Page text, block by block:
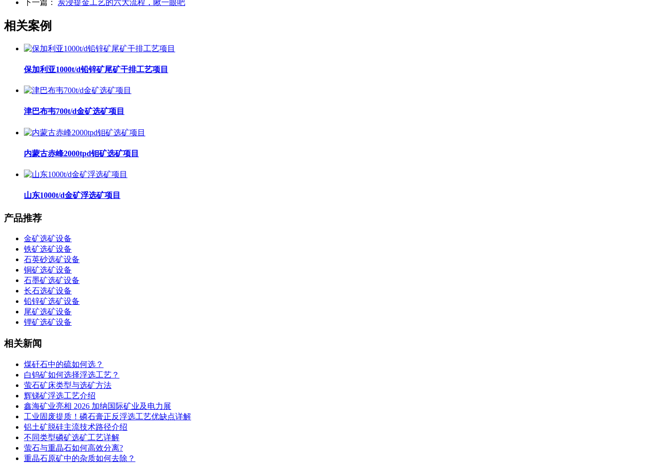
下一篇： 炭浸提金工艺的六大流程，瞅一眼吧
相关案例
保加利亚1000t/d铅锌矿尾矿干排工艺项目
津巴布韦700t/d金矿选矿项目
内蒙古赤峰2000tpd钼矿选矿项目
山东1000t/d金矿浮选矿项目
产品推荐
金矿选矿设备
铁矿选矿设备
石英砂选矿设备
铜矿选矿设备
石墨矿选矿设备
长石选矿设备
铅锌矿选矿设备
尾矿选矿设备
锂矿选矿设备
相关新闻
煤矸石中的硫如何选？
白钨矿如何选择浮选工艺？
萤石矿床类型与选矿方法
辉锑矿浮选工艺介绍
鑫海矿业亮相 2026 加纳国际矿业及电力展
工业固废提质！磷石膏正反浮选工艺优缺点详解
铝土矿脱硅主流技术路径介绍
不同类型磷矿选矿工艺详解
萤石与重晶石如何高效分离?
重晶石原矿中的杂质如何去除？